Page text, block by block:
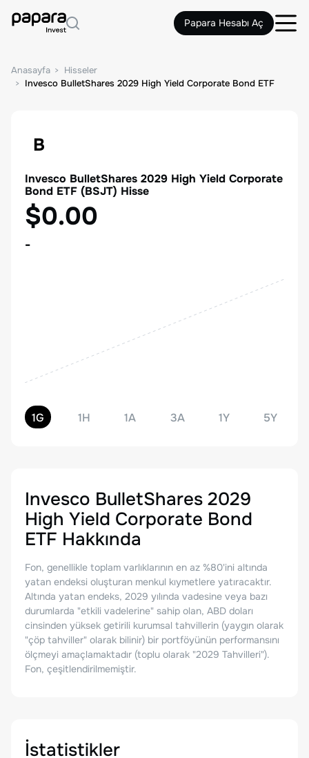
Papara Hesabı Aç
Anasayfa
Hisseler
Invesco BulletShares 2029 High Yield Corporate Bond ETF
B
Invesco BulletShares 2029 High Yield Corporate
Bond ETF (BSJT) Hisse
$0.00
-
1G 1H 1A 3A 1Y 5Y
Invesco BulletShares 2029
High Yield Corporate Bond
ETF Hakkında
Fon, genellikle toplam varlıklarının en az %80'ini altında
yatan endeksi oluşturan menkul kıymetlere yatıracaktır.
Altında yatan endeks, 2029 yılında vadesine veya bazı
durumlarda "etkili vadelerine" sahip olan, ABD doları
cinsinden yüksek getirili kurumsal tahvillerin (yaygın olarak
"çöp tahviller" olarak bilinir) bir portföyünün performansını
ölçmeyi amaçlamaktadır (toplu olarak "2029 Tahvilleri").
Fon, çeşitlendirilmemiştir.
İstatistikler